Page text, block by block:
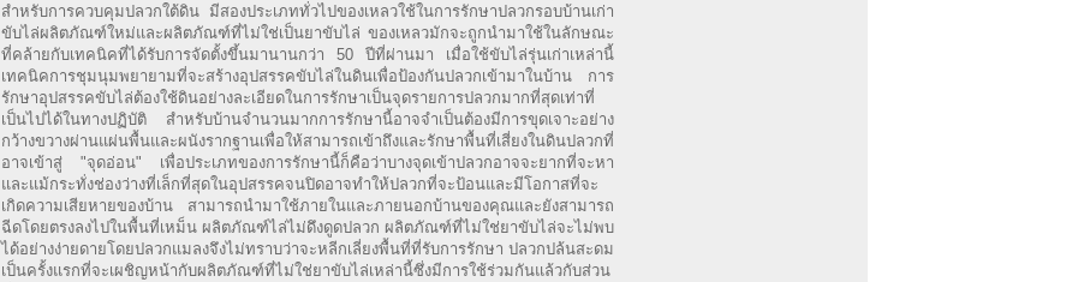
สำหรับการควบคุมปลวกใต้ดิน มีสองประเภททั่วไปของเหลวใช้ในการรักษาปลวกรอบบ้านเก่า
ขับไล่ผลิตภัณฑ์ใหม่และผลิตภัณฑ์ที่ไม่ใช่เป็นยาขับไล่ ของเหลวมักจะถูกนำมาใช้ในลักษณะ
ที่คล้ายกับเทคนิคที่ได้รับการจัดตั้งขึ้นมานานกว่า 50 ปีที่ผ่านมา เมื่อใช้ขับไล่รุ่นเก่าเหล่านี้
เทคนิคการชุมนุมพยายามที่จะสร้างอุปสรรคขับไล่ในดินเพื่อป้องกันปลวกเข้ามาในบ้าน การ
รักษาอุปสรรคขับไล่ต้องใช้ดินอย่างละเอียดในการรักษาเป็นจุดรายการปลวกมากที่สุดเท่าที่
เป็นไปได้ในทางปฏิบัติ สำหรับบ้านจำนวนมากการรักษานี้อาจจำเป็นต้องมีการขุดเจาะอย่าง
กว้างขวางผ่านแผ่นพื้นและผนังรากฐานเพื่อให้สามารถเข้าถึงและรักษาพื้นที่เสี่ยงในดินปลวกที่
อาจเข้าสู่ "จุดอ่อน" เพื่อประเภทของการรักษานี้ก็คือว่าบางจุดเข้าปลวกอาจจะยากที่จะหา
และแม้กระทั่งช่องว่างที่เล็กที่สุดในอุปสรรคจนปิดอาจทำให้ปลวกที่จะป้อนและมีโอกาสที่จะ
เกิดความเสียหายของบ้าน สามารถนำมาใช้ภายในและภายนอกบ้านของคุณและยังสามารถ
ฉีดโดยตรงลงไปในพื้นที่เหม็น ผลิตภัณฑ์ไล่ไม่ดึงดูดปลวก ผลิตภัณฑ์ที่ไม่ใช่ยาขับไล่จะไม่พบ
ได้อย่างง่ายดายโดยปลวกแมลงจึงไม่ทราบว่าจะหลีกเลี่ยงพื้นที่ที่รับการรักษา ปลวกปล้นสะดม
เป็นครั้งแรกที่จะเผชิญหน้ากับผลิตภัณฑ์ที่ไม่ใช่ยาขับไล่เหล่านี้ซึ่งมีการใช้ร่วมกันแล้วกับส่วน